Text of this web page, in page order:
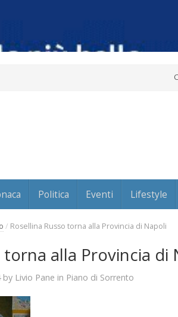
Politica Eventi Lifestyle
/ Rosellina Russo torna alla Provincia di Napoli
torna alla Provincia di
by Livio Pane in Piano di Sorrento